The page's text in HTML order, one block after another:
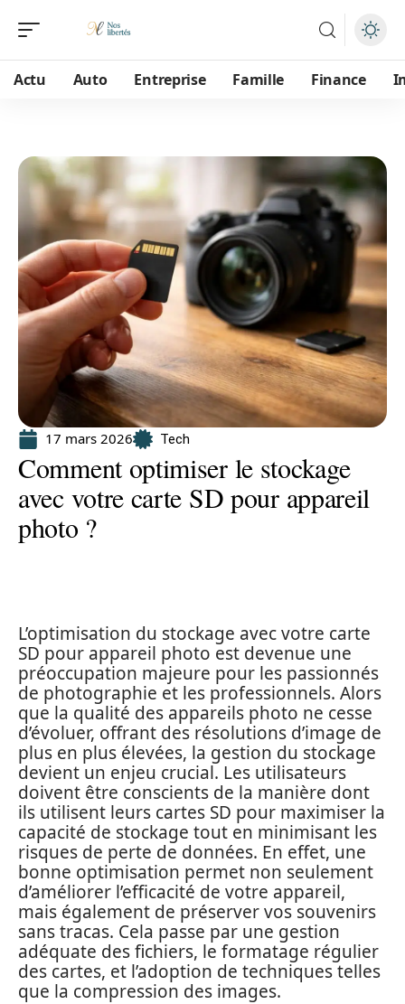
Actu Auto Entreprise Famille Finance
17 mars 2026 Tech
Comment optimiser le stockage
avec votre carte SD pour appareil
photo ?
L’optimisation du stockage avec votre carte
SD pour appareil photo est devenue une
préoccupation majeure pour les passionnés
de photographie et les professionnels. Alors
que la qualité des appareils photo ne cesse
d’évoluer, offrant des résolutions d’image de
plus en plus élevées, la gestion du stockage
devient un enjeu crucial. Les utilisateurs
doivent être conscients de la manière dont
ils utilisent leurs cartes SD pour maximiser la
capacité de stockage tout en minimisant les
risques de perte de données. En effet, une
bonne optimisation permet non seulement
d’améliorer l’efficacité de votre appareil,
mais également de préserver vos souvenirs
sans tracas. Cela passe par une gestion
adéquate des fichiers, le formatage régulier
des cartes, et l’adoption de techniques telles
que la compression des images.